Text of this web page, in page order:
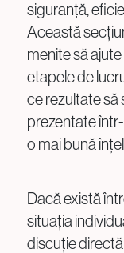
siguranță,
Această
menite să
etapele de
ce rezultate să
prezentate
o mai bună
Dacă există
situația
discuție